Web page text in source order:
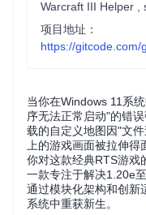
项目地址：
https://gitcode.com/
当你在Windows 11系
序无法正常启动"的错
载的自定义地图因"文
上的游戏画面被拉伸
你对这款经典RTS游戏
一款专注于解决1.20e
通过模块化架构和创新
系统中重获新生。